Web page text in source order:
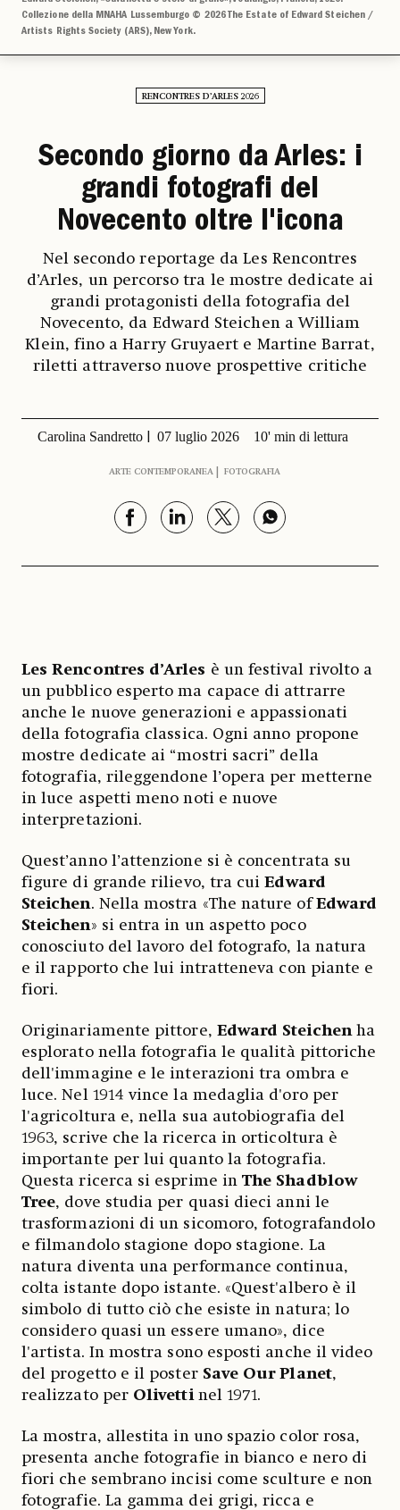
Collezione della MNAHA Lussemburgo © 2026 The Estate of Edward Steichen /
Artists Rights Society (ARS), New York.
RENCONTRES D’ARLES 2026
Secondo giorno da Arles: i
grandi fotografi del
Novecento oltre l'icona
Nel secondo reportage da Les Rencontres
d’Arles, un percorso tra le mostre dedicate ai
grandi protagonisti della fotografia del
Novecento, da Edward Steichen a William
Klein, fino a Harry Gruyaert e Martine Barrat,
riletti attraverso nuove prospettive critiche
Carolina Sandretto 07 luglio 2026 10' min di lettura
ARTE CONTEMPORANEA FOTOGRAFIA
Les Rencontres d’Arles è un festival rivolto a
un pubblico esperto ma capace di attrarre
anche le nuove generazioni e appassionati
della fotografia classica. Ogni anno propone
mostre dedicate ai “mostri sacri” della
fotografia, rileggendone l’opera per metterne
in luce aspetti meno noti e nuove
interpretazioni.
Quest’anno l’attenzione si è concentrata su
figure di grande rilievo, tra cuiEdward
Steichen. Nella mostra «The nature ofEdward
Steichen» si entra in un aspetto poco
conosciuto del lavoro del fotografo, la natura
e il rapporto che lui intratteneva con piante e
fiori.
Originariamente pittore, Edward Steichenha
esplorato nella fotografia le qualità pittoriche
dell'immagine e le interazioni tra ombra e
luce. Nel 1914 vince la medaglia d'oro per
l'agricoltura e, nella sua autobiografia del
1963, scrive che la ricerca in orticoltura è
importante per lui quanto la fotografia.
Questa ricerca si esprime inThe Shadblow
Tree, dove studia per quasi dieci anni le
trasformazioni di un sicomoro, fotografandolo
e filmandolo stagione dopo stagione. La
natura diventa una performance continua,
colta istante dopo istante. «Quest'albero è il
simbolo di tutto ciò che esiste in natura; lo
considero quasi un essere umano», dice
l'artista. In mostra sono esposti anche il video
del progetto e il poster Save Our Planet,
realizzato per Olivettinel 1971.
La mostra, allestita in uno spazio color rosa,
presenta anche fotografie in bianco e nero di
fiori che sembrano incisi come sculture e non
fotografie. La gamma dei grigi, ricca e